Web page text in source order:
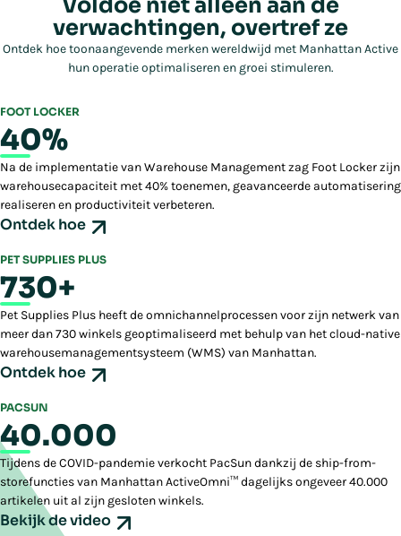
Voldoe niet alleen aan de
verwachtingen, overtref ze
Ontdek hoe toonaangevende merken wereldwijd met Manhattan Active
hun operatie optimaliseren en groei stimuleren.
FOOT LOCKER
40%
Na de implementatie van Warehouse Management zag Foot Locker zijn
warehousecapaciteit met 40% toenemen, geavanceerde automatisering
realiseren en productiviteit verbeteren.
Ontdek hoe
PET SUPPLIES PLUS
730+
Pet Supplies Plus heeft de omnichannelprocessen voor zijn netwerk van
meer dan 730 winkels geoptimaliseerd met behulp van het cloud-native
warehousemanagementsysteem (WMS) van Manhattan.
Ontdek hoe
PACSUN
40.000
Tijdens de COVID-pandemie verkocht PacSun dankzij de ship-from-
storefuncties van Manhattan ActiveOmni™ dagelijks ongeveer 40.000
artikelen uit al zijn gesloten winkels.
Bekijk de video